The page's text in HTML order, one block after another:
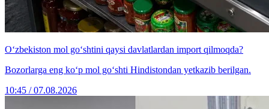
O‘zbekiston mol go‘shtini qaysi davlatlardan import qilmoqda?
Bozorlarga eng ko‘p mol go‘shti Hindistondan yetkazib berilgan.
10:45 / 07.08.2026